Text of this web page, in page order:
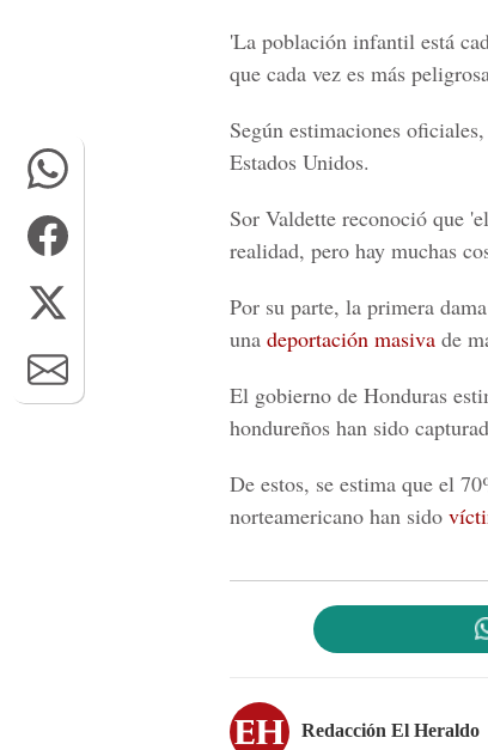
'La población infantil está
que cada vez es más
Según estimaciones
Estados Unidos.
Sor Valdette reconoció que
realidad, pero hay muchas
Por su parte, la primera
una deportación masiva de
El gobierno de Honduras
hondureños han sido
De estos, se estima que el
norteamericano han sido
Redacción El Heraldo